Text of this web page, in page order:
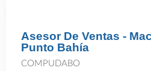
Asesor De Ventas -
Punto Bahía
COMPUDABO